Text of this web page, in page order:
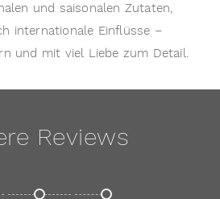
und saisonalen Zutaten,
internationale Einflüsse –
und mit viel Liebe zum Detail.
Reviews